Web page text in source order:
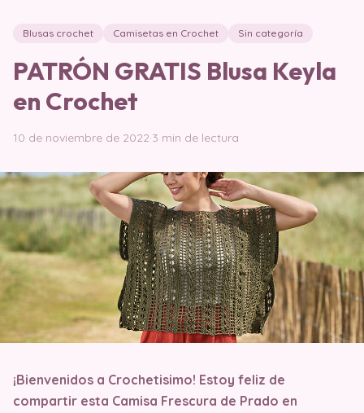
Blusas crochet Camisetas en Crochet Sin categoría
PATRÓN GRATIS Blusa Keyla
en Crochet
10 de noviembre de 2022·3 min de lectura
¡Bienvenidos a Crochetisimo! Estoy feliz de
compartir esta Camisa Frescura de Prado en